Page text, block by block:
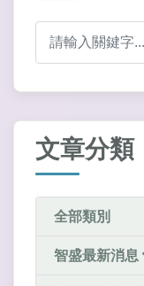
文章分類
全部類別
智盛最新消息